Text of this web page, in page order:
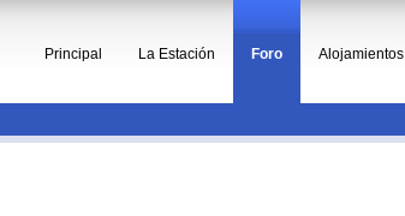
Principal La Estación Foro Alojamientos